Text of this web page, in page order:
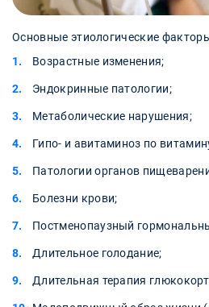
Основные этиологические
Возрастные изменения;
Эндокринные патологии;
Метаболические нарушения;
Гипо- и авитаминоз по
Патологии органов
Болезни крови;
Постменопаузный
Длительное голодание;
Длительная терапия